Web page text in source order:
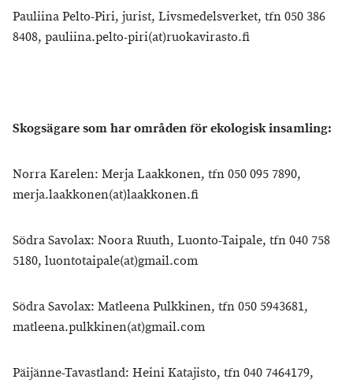
Pauliina Pelto-Piri, jurist, Livsmedelsverket, tfn 050 386
8408, pauliina.pelto-piri(at)ruokavirasto.fi
Skogsägare som har områden för ekologisk insamling:
Norra Karelen: Merja Laakkonen, tfn 050 095 7890,
merja.laakkonen(at)laakkonen.fi
Södra Savolax: Noora Ruuth, Luonto-Taipale, tfn 040 758
5180, luontotaipale(at)gmail.com
Södra Savolax: Matleena Pulkkinen, tfn 050 5943681,
matleena.pulkkinen(at)gmail.com
Päijänne-Tavastland: Heini Katajisto, tfn 040 7464179,